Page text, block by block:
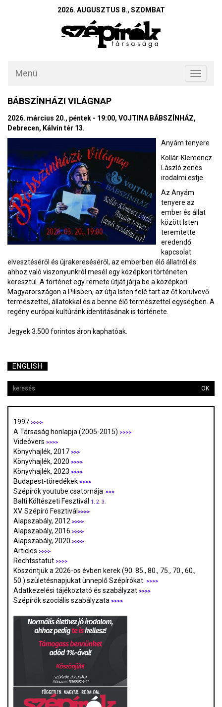
2026. AUGUSZTUS 8., SZOMBAT
Toggle
Menü
BÁBSZÍNHÁZI VILÁGNAP
2026. március 20., péntek - 19:00, VOJTINA BÁBSZÍNHÁZ,
Debrecen, Kálvin tér 13.
Anyám tenyere
Kollár-Klemencz
László zenés
irodalmi estje.
Az Anyám
tenyere az
ember és állat
között Isten
teremtette
eredendő
kapcsolat
elvesztéséről és újrakereséséről, az emberben élő állatról és
ahhoz való viszonyunkról mesél egy középkori történeten
keresztül. A történet egy remete útját járja be a középkori
Magyarországon a Pilisben, az útja Isten felé tart az őt körülvevő
természettel, állatokkal és a benne élő természettel egységben. A
regény európai kultúránk identitásának is története.
Jegyek 3.500 forintos áron kaphatóak.
ENGLISH
OK
1997 >>>>
A Társaság honlapja (2005-2015) >>>>
Videóvers >>>>
Könyvhajlék, 2017 >>>
Könyvhajlék, 2020 >>>>
Könyvhajlék, 2023 >>>>
Budapest-töredékek >>>>
Szépírók youtube csatornája >>>
Balti Költészeti Fesztivál 1. 2. 3.
XV. Szépíró Fesztivál >>>>
Alapszabály, 2012 >>>>
Alapszabály, 2016 >>>>
Alapszabály, 2020 >>>>
Articles >>>>
Rechtsstatut >>>>
Köszöntjük a 2026-os évben kerek (90. 85., 80., 75., 70., 60.,
50.) születésnapjukat ünneplő Szépírókat
>>>>
Adatkezelési tájékoztató és szabályzat >>>>
Szépírók szociális szabályzata >>>>